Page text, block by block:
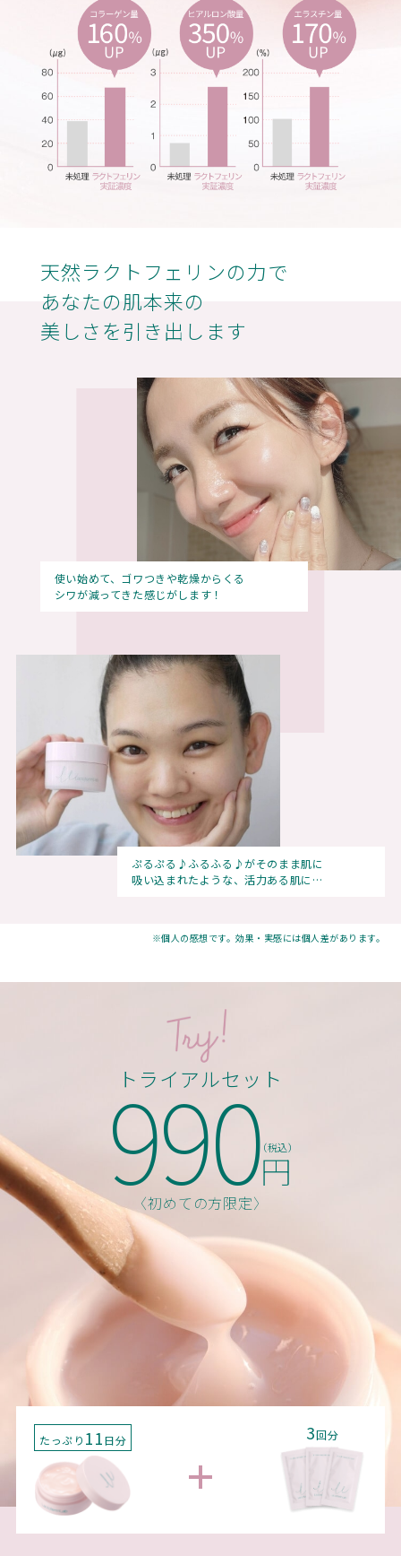
天然ラクトフェリンの力で
あなたの肌本来の
美しさを引き出します
使い始めて、ゴワつきや乾燥からくる
シワが減ってきた感じがします！
ぷるぷる♪ふるふる♪がそのまま肌に
吸い込まれたような、活力ある肌に…
※個人の感想です。効果・実感には個人差があります。
トライアルセット
990円
（税込）
〈初めての方限定〉
たっぷり 11日分 3回分